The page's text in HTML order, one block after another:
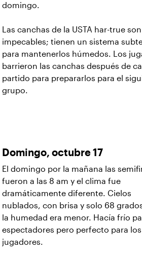
domingo.
Las canchas de la USTA har-true son
impecables; tienen un sistema
para mantenerlos húmedos. Los
barrieron las canchas después de
partido para prepararlos para el
grupo.
Domingo, octubre 17
El domingo por la mañana las
fueron a las 8 am y el clima fue
dramáticamente diferente. Cielos
nublados, con brisa y solo 68
la humedad era menor. Hacía frío
espectadores pero perfecto para los
jugadores.